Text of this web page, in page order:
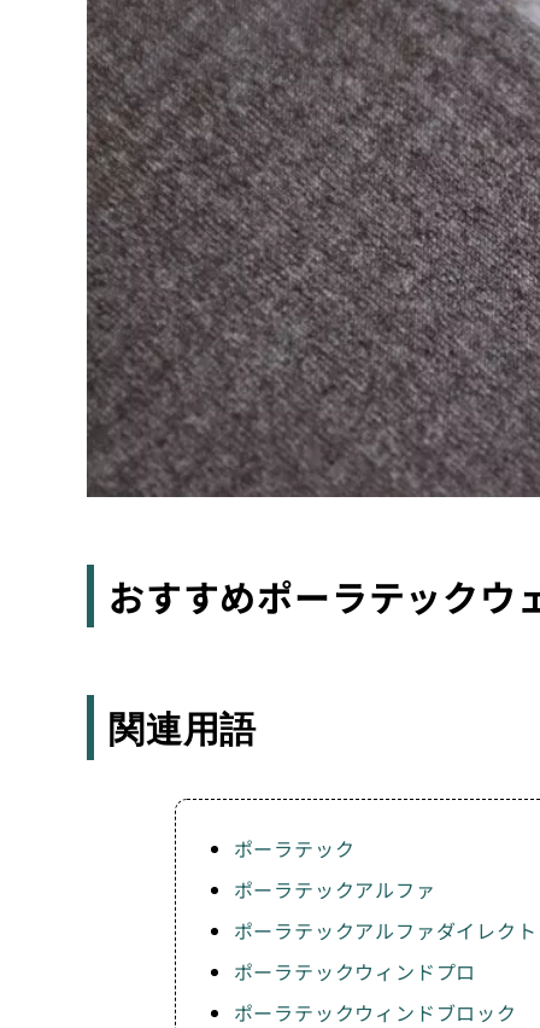
おすすめポーラテックウ
関連用語
ポーラテック
ポーラテックアルファ
ポーラテックアルファダイレクト
ポーラテックウィンドプロ
ポーラテックウィンドブロック